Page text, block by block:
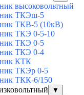
высоковольтный
ТКЭш-5
ТКВ-5 (10кВ)
ТКЭ 0-5-10
ТКЭ 0-5
ТКЭ 0-4
КТК
ТКЭр 0-5
ТКК-6/150
▼